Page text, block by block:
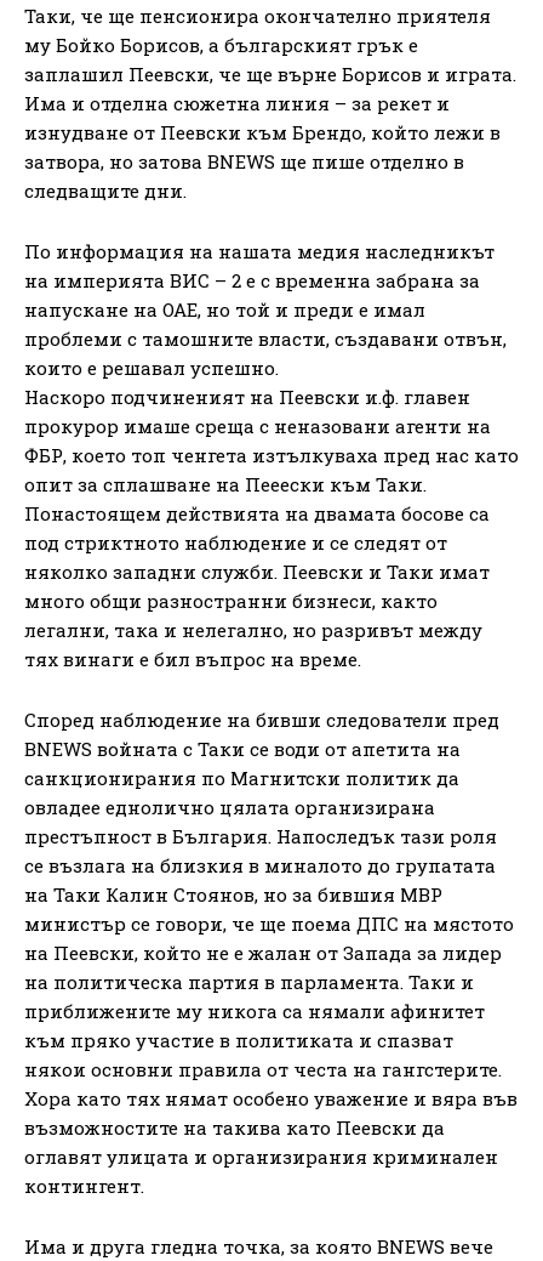
Таки, че ще пенсионира окончателно приятеля
му Бойко Борисов, а българският грък е
заплашил Пеевски, че ще върне Борисов и играта.
Има и отделна сюжетна линия – за рекет и
изнудване от Пеевски към Брендо, който лежи в
затвора, но затова BNEWS ще пише отделно в
следващите дни.
По информация на нашата медия наследникът
на империята ВИС – 2 е с временна забрана за
напускане на ОАЕ, но той и преди е имал
проблеми с тамошните власти, създавани отвън,
които е решавал успешно.
Наскоро подчиненият на Пеевски и.ф. главен
прокурор имаше среща с неназовани агенти на
ФБР, което топ ченгета изтълкуваха пред нас като
опит за сплашване на Пееески към Таки.
Понастоящем действията на двамата босове са
под стриктното наблюдение и се следят от
няколко западни служби. Пеевски и Таки имат
много общи разностранни бизнеси, както
легални, така и нелегално, но разривът между
тях винаги е бил въпрос на време.
Според наблюдение на бивши следователи пред
BNEWS войната с Таки се води от апетита на
санкционирания по Магнитски политик да
овладее еднолично цялата организирана
престъпност в България. Напоследък тази роля
се възлага на близкия в миналото до групатата
на Таки Калин Стоянов, но за бившия МВР
министър се говори, че ще поема ДПС на мястото
на Пеевски, който не е жалан от Запада за лидер
на политическа партия в парламента. Таки и
приближените му никога са нямали афинитет
към пряко участие в политиката и спазват
някои основни правила от честа на гангстерите.
Хора като тях нямат особено уважение и вяра във
възможностите на такива като Пеевски да
оглавят улицата и организирания криминален
контингент.
Има и друга гледна точка, за която BNEWS вече